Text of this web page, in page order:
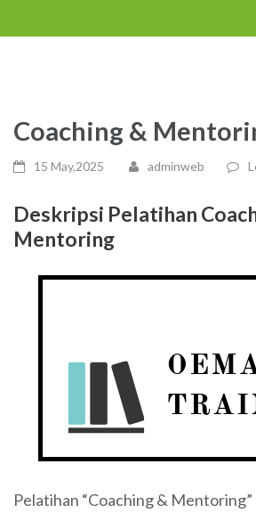
Coaching &
15 May,2025 adminweb
Deskripsi Pelatihan
Mentoring
Pelatihan “Coaching &